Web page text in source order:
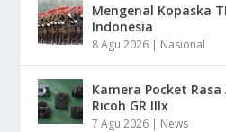
Mengenal Kopaska
Indonesia
8 Agu 2026 | Nasional
Kamera Pocket Rasa
Ricoh GR IIIx
7 Agu 2026 | News